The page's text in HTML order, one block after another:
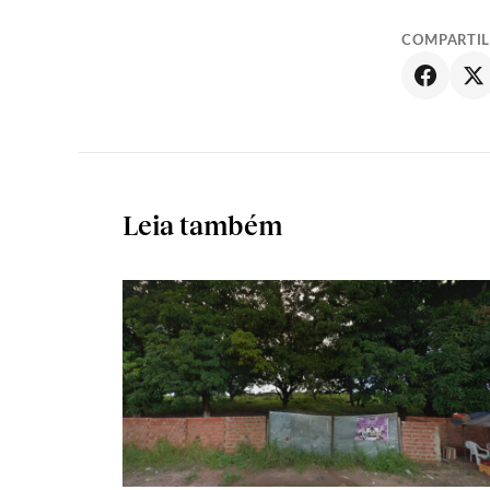
Leia também